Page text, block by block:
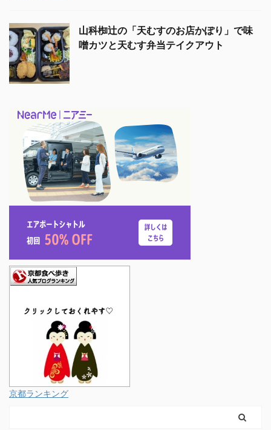
山科椥辻の「天むすのお店かぽり」で味
噌カツと天むす弁当テイクアウト
京都ランキング